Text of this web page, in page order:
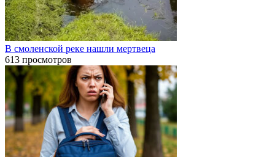
В смоленской реке нашли мертвеца
613 просмотров